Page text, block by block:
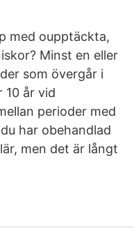
med oupptäckta,
Minst en eller
som övergår i
10 år vid
perioder med
har obehandlad
men det är långt